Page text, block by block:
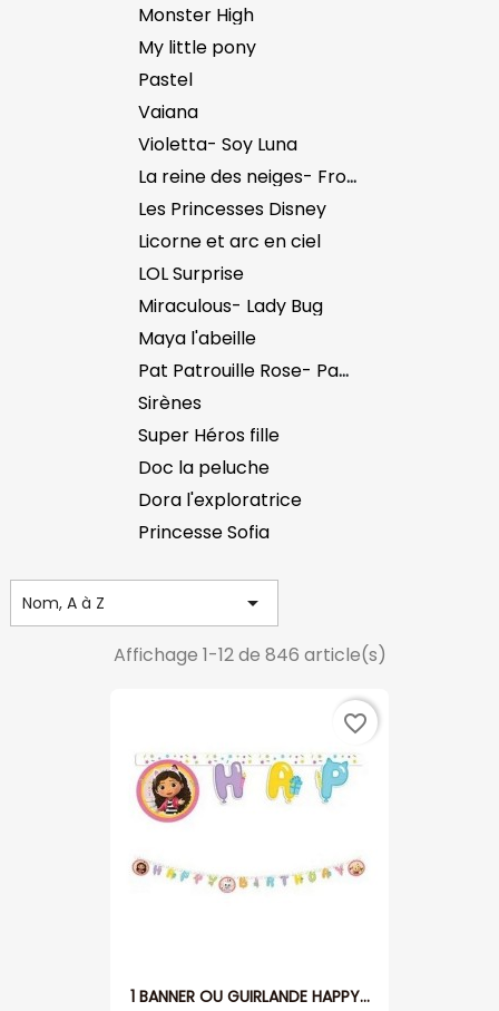
Monster High
My little pony
Pastel
Vaiana
Violetta- Soy Luna
La reine des neiges- Frozen
Les Princesses Disney
Licorne et arc en ciel
LOL Surprise
Miraculous- Lady Bug
Maya l'abeille
Pat Patrouille Rose- Paw Patrol
Sirènes
Super Héros fille
Doc la peluche
Dora l'exploratrice
Princesse Sofia
Nom, A à Z 
Affichage 1-12 de 846 article(s)
1 BANNER OU GUIRLANDE HAPPY...
favorite_border